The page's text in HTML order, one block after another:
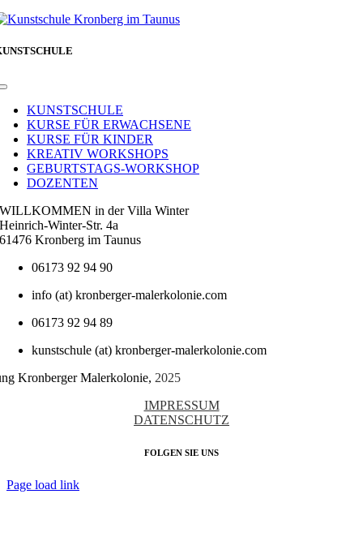
Toggle
NavigationKUNSTSCHULE
KURSE FÜR ERWACHSENE
KURSE FÜR KINDER
KREATIV WORKSHOPS
GEBURTSTAGS-WORKSHOP
DOZENTEN
WILLKOMMEN in der Villa Winter
Heinrich-Winter-Str. 4a
61476 Kronberg im Taunus
06173 92 94 90
info (at) kronberger-malerkolonie.com
06173 92 94 89
kunstschule (at) kronberger-malerkolonie.com
Kronberger Malerkolonie, 2025
IMPRESSUM
DATENSCHUTZ
FOLGEN SIE UNS
Page load link